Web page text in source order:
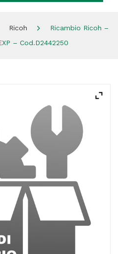
Ricoh
Ricambio Ricoh –
– Cod.D2442250